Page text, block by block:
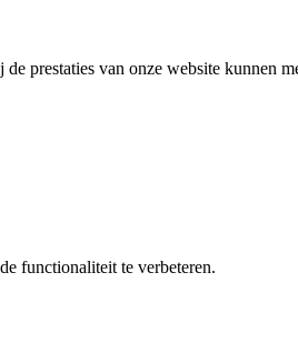
prestaties van onze website kunnen
functionaliteit te verbeteren.